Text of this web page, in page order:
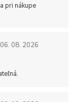
pri nákupe
08. 2026